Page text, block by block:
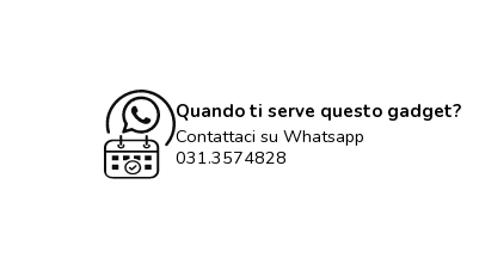
Quando ti serve questo gadget?
Contattaci su Whatsapp
031.3574828